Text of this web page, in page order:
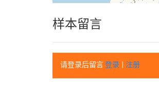
样本留言
请登录后留言 登录 注册